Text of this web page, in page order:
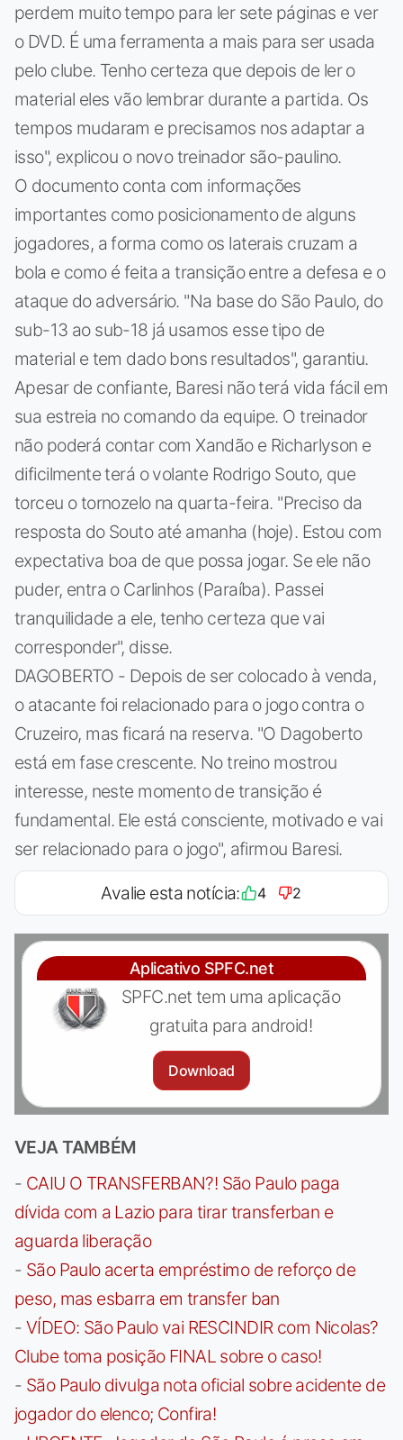
perdem muito tempo para ler sete páginas e ver
o DVD. É uma ferramenta a mais para ser usada
pelo clube. Tenho certeza que depois de ler o
material eles vão lembrar durante a partida. Os
tempos mudaram e precisamos nos adaptar a
isso", explicou o novo treinador são-paulino.
O documento conta com informações
importantes como posicionamento de alguns
jogadores, a forma como os laterais cruzam a
bola e como é feita a transição entre a defesa e o
ataque do adversário. "Na base do São Paulo, do
sub-13 ao sub-18 já usamos esse tipo de
material e tem dado bons resultados", garantiu.
Apesar de confiante, Baresi não terá vida fácil em
sua estreia no comando da equipe. O treinador
não poderá contar com Xandão e Richarlyson e
dificilmente terá o volante Rodrigo Souto, que
torceu o tornozelo na quarta-feira. "Preciso da
resposta do Souto até amanha (hoje). Estou com
expectativa boa de que possa jogar. Se ele não
puder, entra o Carlinhos (Paraíba). Passei
tranquilidade a ele, tenho certeza que vai
corresponder", disse.
DAGOBERTO - Depois de ser colocado à venda,
o atacante foi relacionado para o jogo contra o
Cruzeiro, mas ficará na reserva. "O Dagoberto
está em fase crescente. No treino mostrou
interesse, neste momento de transição é
fundamental. Ele está consciente, motivado e vai
ser relacionado para o jogo", afirmou Baresi.
Avalie esta notícia: 4 2
Aplicativo SPFC.net
SPFC.net tem uma aplicação
gratuita para android!
Download
VEJA TAMBÉM
- CAIU O TRANSFERBAN?! São Paulo paga
dívida com a Lazio para tirar transferban e
aguarda liberação
- São Paulo acerta empréstimo de reforço de
peso, mas esbarra em transfer ban
- VÍDEO: São Paulo vai RESCINDIR com Nicolas?
Clube toma posição FINAL sobre o caso!
- São Paulo divulga nota oficial sobre acidente de
jogador do elenco; Confira!